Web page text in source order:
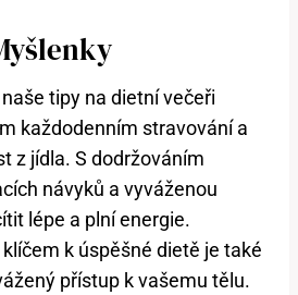
tipy na dietní večeři
každodenním stravování a
z jídla. S dodržováním
návyků a vyváženou
lépe a plní energie.
k úspěšné dietě je také
přístup k vašemu tělu.